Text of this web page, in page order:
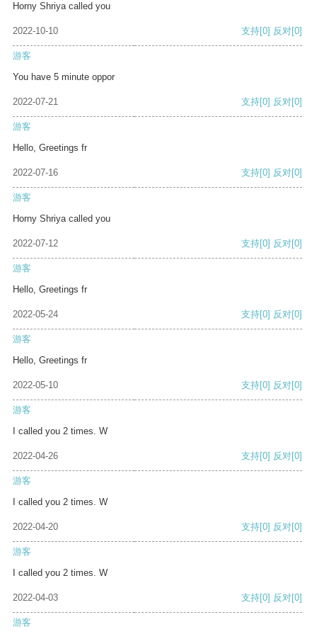
Horny Shriya called you
2022-10-10 支持[0] 反对[0]
游客
You have 5 minute oppor
2022-07-21 支持[0] 反对[0]
游客
Hello, Greetings fr
2022-07-16 支持[0] 反对[0]
游客
Horny Shriya called you
2022-07-12 支持[0] 反对[0]
游客
Hello, Greetings fr
2022-05-24 支持[0] 反对[0]
游客
Hello, Greetings fr
2022-05-10 支持[0] 反对[0]
游客
I called you 2 times. W
2022-04-26 支持[0] 反对[0]
游客
I called you 2 times. W
2022-04-20 支持[0] 反对[0]
游客
I called you 2 times. W
2022-04-03 支持[0] 反对[0]
游客